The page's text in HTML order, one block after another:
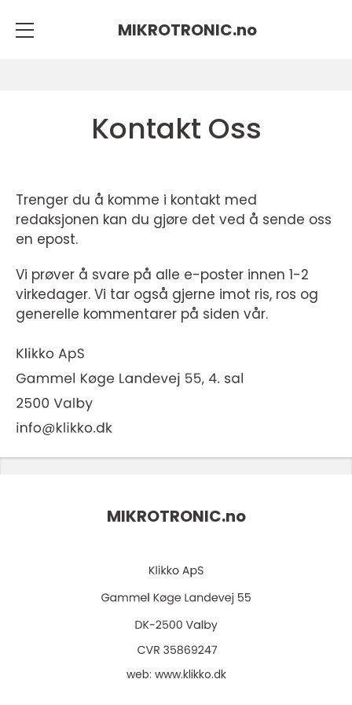
MIKROTRONIC.no
Kontakt Oss
Trenger du å komme i kontakt med
redaksjonen kan du gjøre det ved å sende oss
en epost.
Vi prøver å svare på alle e-poster innen 1-2
virkedager. Vi tar også gjerne imot ris, ros og
generelle kommentarer på siden vår.
MIKROTRONIC.no
web: www.klikko.dk